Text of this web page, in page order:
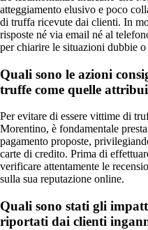
atteggiamento elusivo e poco
di truffa ricevute dai clienti. In
risposte né via email né al
per chiarire le situazioni dubbie
Quali sono le azioni
truffe come quelle
Per evitare di essere vittime di
Morentino, è fondamentale
pagamento proposte,
carte di credito. Prima di
verificare attentamente le
sulla sua reputazione online.
Quali sono stati gli
riportati dai clienti